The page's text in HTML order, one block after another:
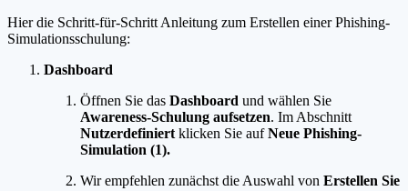
Hier die Schritt-für-Schritt Anleitung zum Erstellen einer Phishing-
Simulationsschulung:
Dashboard
Öffnen Sie das Dashboard und wählen Sie
Awareness-Schulung aufsetzen. Im Abschnitt
Nutzerdefiniert klicken Sie aufNeue Phishing-
Simulation (1).
Wir empfehlen zunächst die Auswahl von Erstellen Sie